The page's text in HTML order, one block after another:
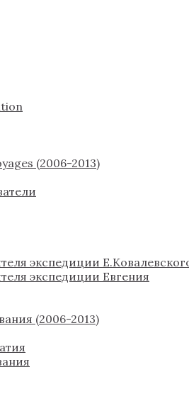
(2006-2013)
экспедиции
экспедиции Евгения
(2006-2013)